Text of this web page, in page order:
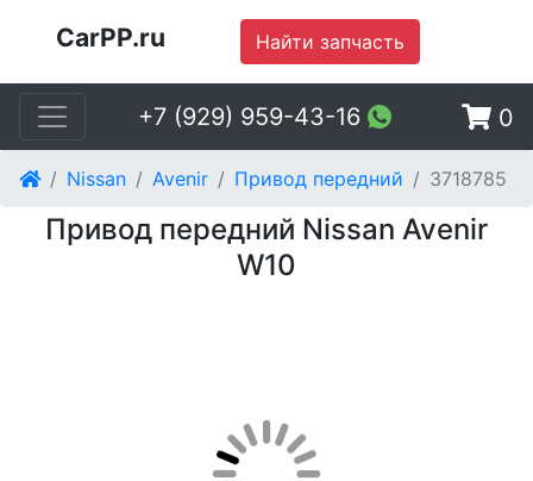
CarPP.ru Найти запчасть
+7 (929) 959-43-16 0
Nissan Avenir Привод передний 3718785
Привод передний Nissan Avenir
W10